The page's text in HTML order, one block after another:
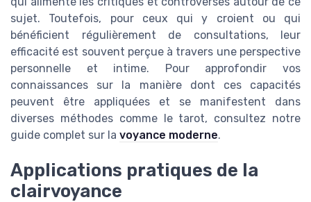
sujet. Toutefois, pour ceux qui y croient ou qui
bénéficient régulièrement de consultations, leur
efficacité est souvent perçue à travers une perspective
personnelle et intime. Pour approfondir vos
connaissances sur la manière dont ces capacités
peuvent être appliquées et se manifestent dans
diverses méthodes comme le tarot, consultez notre
guide complet sur la voyance moderne.
Applications pratiques de la
clairvoyance